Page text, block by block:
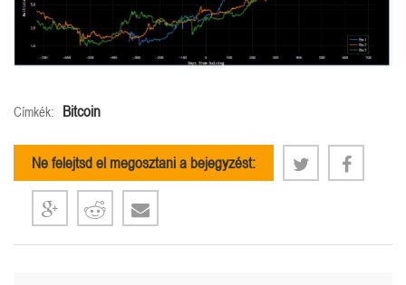
Címkék: Bitcoin
Ne felejtsd el megosztani a bejegyzést: